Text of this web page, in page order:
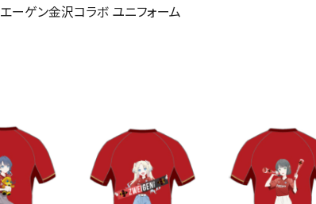
ーゲン金沢コラボ ユニフォーム